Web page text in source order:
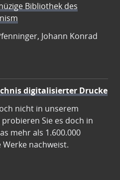
Bibliothek des
Johann Konrad
digitalisierter Drucke
nicht in unserem
Sie es doch in
mehr als 1.600.000
nachweist.